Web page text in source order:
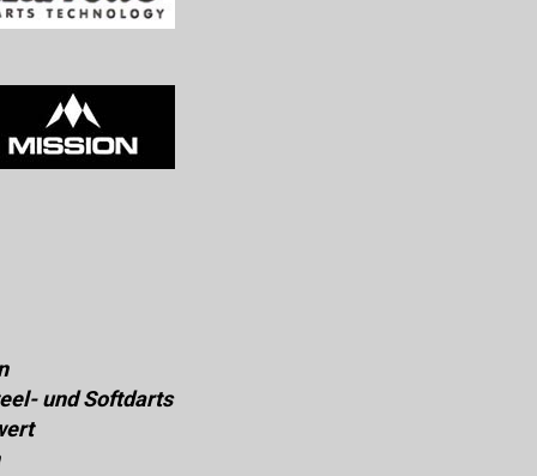
und Softdarts